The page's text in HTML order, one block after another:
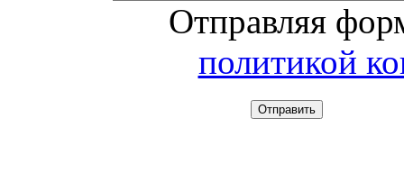
Отправляя
политикой
Отправить